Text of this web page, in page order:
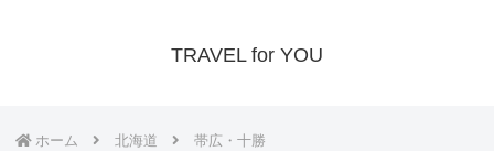
TRAVEL for YOU
ホーム 北海道 帯広・十勝